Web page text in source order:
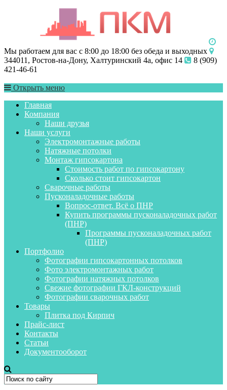
Мы работаем для вас с 8:00 до 18:00 без обеда и выходных
344011, Ростов-на-Дону, Халтуринский 4а, офис 14
8 (909)
421-46-61
Открыть меню
Главная
Компания
Наши друзья
Наши услуги
Электромонтажные работы
Натяжные потолки
Монтаж гипсокартона
Стоимость работ по гипсокартону
Сколько стоит гипсокартон
Сварочные работы
Пусконаладочные работы
Вопрос-ответ. Всё о ПНР
Купить программы пусконаладочных работ
(ПНР)
Программы пусконаладочных работ
(ПНР)
Портфолио
Фотографии гипсокартонных потолков
Фото электромонтажных работ
Фотографии натяжных потолков
Свежие фотографии ГКЛ-конструкций
Фотографии сварочных работ
Товары
Плитка под Кирпич
Прайс-лист
Контакты
Статьи
Документооборот